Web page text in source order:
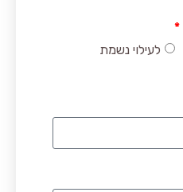
לעילוי נשמת